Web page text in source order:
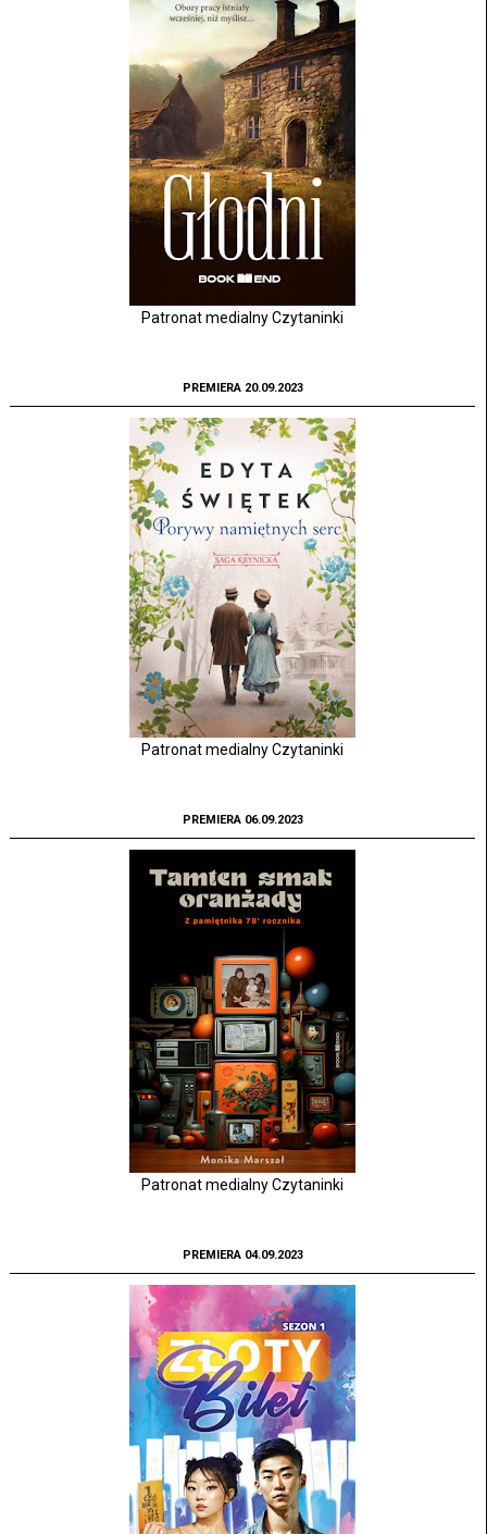
Patronat medialny Czytaninki
PREMIERA 20.09.2023
Patronat medialny Czytaninki
PREMIERA 06.09.2023
Patronat medialny Czytaninki
PREMIERA 04.09.2023